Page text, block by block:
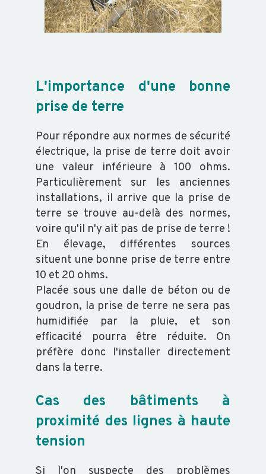
L'importance d'une bonne
prise de terre
Pour répondre aux normes de sécurité
électrique, la prise de terre doit avoir
une valeur inférieure à 100 ohms.
Particulièrement sur les anciennes
installations, il arrive que la prise de
terre se trouve au-delà des normes,
voire qu'il n'y ait pas de prise de terre !
En élevage, différentes sources
situent une bonne prise de terre entre
10 et 20 ohms.
Placée sous une dalle de béton ou de
goudron, la prise de terre ne sera pas
humidifiée par la pluie, et son
efficacité pourra être réduite. On
préfère donc l'installer directement
dans la terre.
Cas des bâtiments à
proximité des lignes à haute
tension
Si l'on suspecte des problèmes